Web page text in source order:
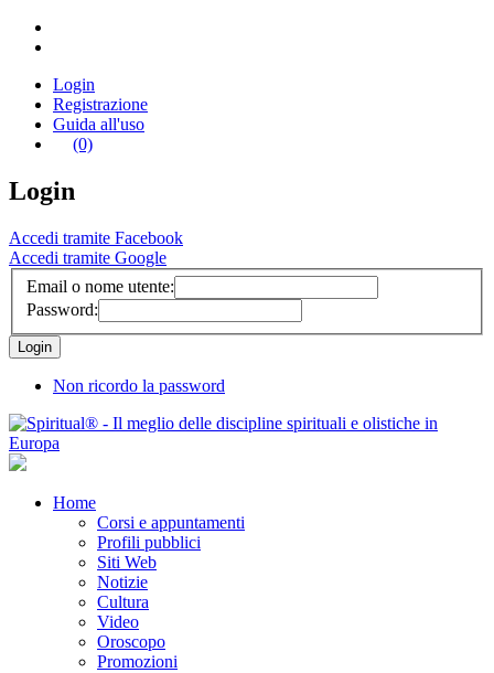
Login
Registrazione
Guida all'uso
(0)
Login
Accedi tramite Facebook
Accedi tramite Google
Email o nome utente:
Password:
Non ricordo la password
Home
Corsi e appuntamenti
Profili pubblici
Siti Web
Notizie
Cultura
Video
Oroscopo
Promozioni